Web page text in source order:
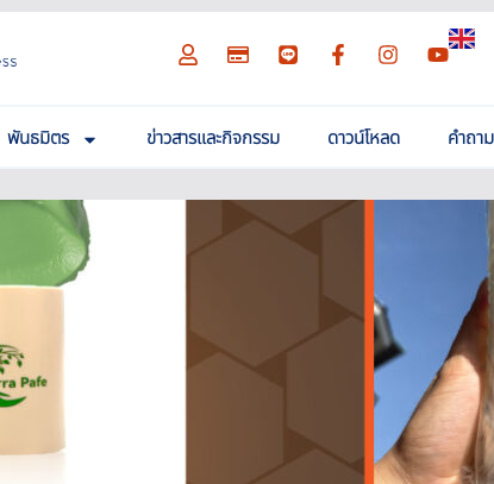
พันธมิตร ข่าวสารและกิจกรรม ดาวน์โหลด คำถ